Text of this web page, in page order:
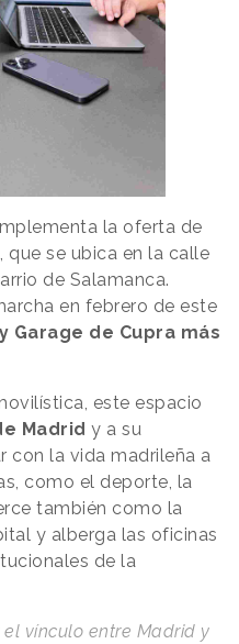
la oferta de
que se ubica en la calle
de Salamanca.
en febrero de este
Garage de Cupra más
este espacio
Madrid y a su
con la vida madrileña a
como el deporte, la
también como la
y alberga las oficinas
de la
vínculo entre Madrid y